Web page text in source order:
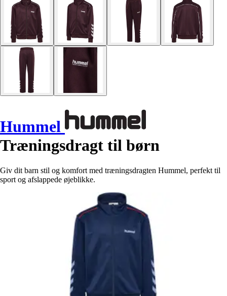
Hummel
Træningsdragt til børn
Giv dit barn stil og komfort med træningsdragten Hummel, perfekt til
sport og afslappede øjeblikke.